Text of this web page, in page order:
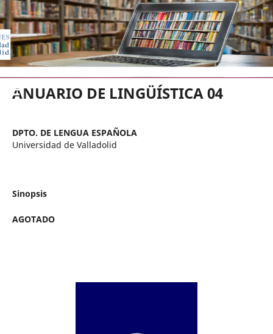
EDICIONES UNIVERSIDAD DE
ANUARIO DE LINGÜÍSTICA 04
DPTO. DE LENGUA ESPAÑOLA
Universidad de Valladolid
Sinopsis
AGOTADO